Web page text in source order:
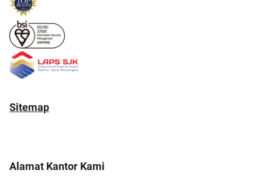
Sitemap
Alamat Kantor Kami